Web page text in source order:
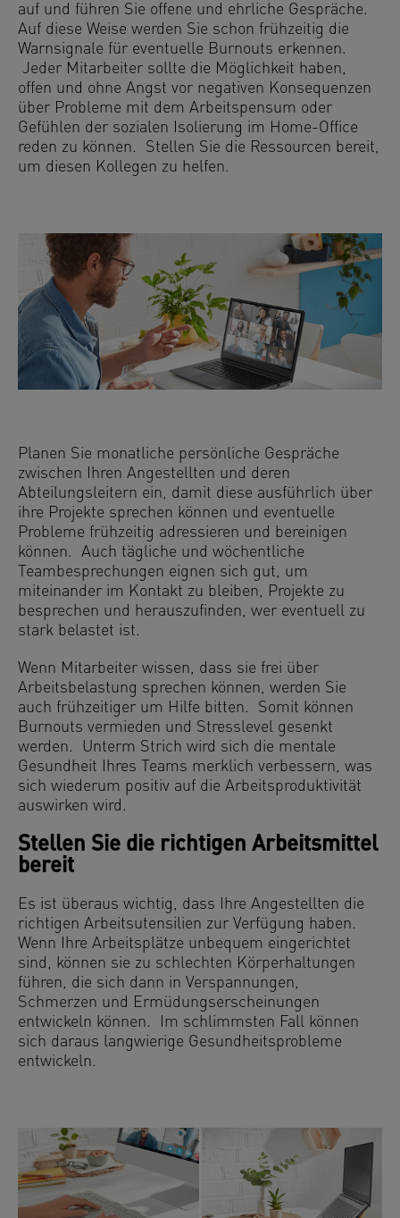
auf und führen Sie offene und ehrliche Gespräche.
Auf diese Weise werden Sie schon frühzeitig die
Warnsignale für eventuelle Burnouts erkennen.
Jeder Mitarbeiter sollte die Möglichkeit haben,
offen und ohne Angst vor negativen Konsequenzen
über Probleme mit dem Arbeitspensum oder
Gefühlen der sozialen Isolierung im Home-Office
reden zu können. Stellen Sie die Ressourcen bereit,
um diesen Kollegen zu helfen.
Planen Sie monatliche persönliche Gespräche
zwischen Ihren Angestellten und deren
Abteilungsleitern ein, damit diese ausführlich über
ihre Projekte sprechen können und eventuelle
Probleme frühzeitig adressieren und bereinigen
können. Auch tägliche und wöchentliche
Teambesprechungen eignen sich gut, um
miteinander im Kontakt zu bleiben, Projekte zu
besprechen und herauszufinden, wer eventuell zu
stark belastet ist.
Wenn Mitarbeiter wissen, dass sie frei über
Arbeitsbelastung sprechen können, werden Sie
auch frühzeitiger um Hilfe bitten. Somit können
Burnouts vermieden und Stresslevel gesenkt
werden. Unterm Strich wird sich die mentale
Gesundheit Ihres Teams merklich verbessern, was
sich wiederum positiv auf die Arbeitsproduktivität
auswirken wird.
Stellen Sie die richtigen Arbeitsmittel
bereit
Es ist überaus wichtig, dass Ihre Angestellten die
richtigen Arbeitsutensilien zur Verfügung haben.
Wenn Ihre Arbeitsplätze unbequem eingerichtet
sind, können sie zu schlechten Körperhaltungen
führen, die sich dann in Verspannungen,
Schmerzen und Ermüdungserscheinungen
entwickeln können. Im schlimmsten Fall können
sich daraus langwierige Gesundheitsprobleme
entwickeln.